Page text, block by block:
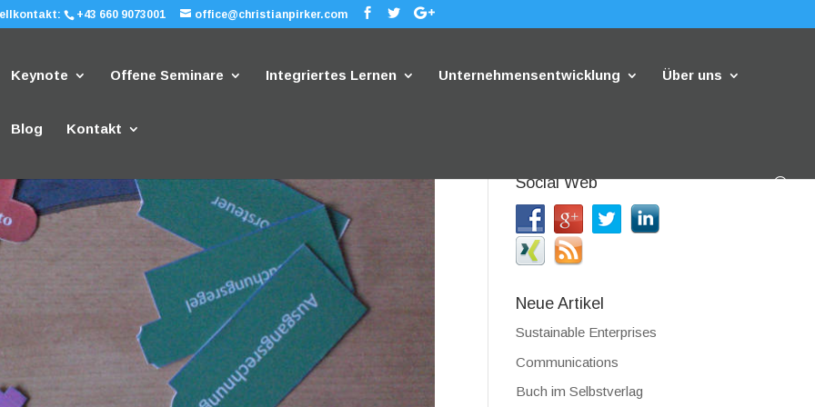
+43 660 9073001 office@christianpirker.com
Keynote Offene Seminare Integriertes Lernen Unternehmensentwicklung Über uns
Blog Kontakt
Social Web
Neue Artikel
Sustainable Enterprises
Communications
Buch im Selbstverlag